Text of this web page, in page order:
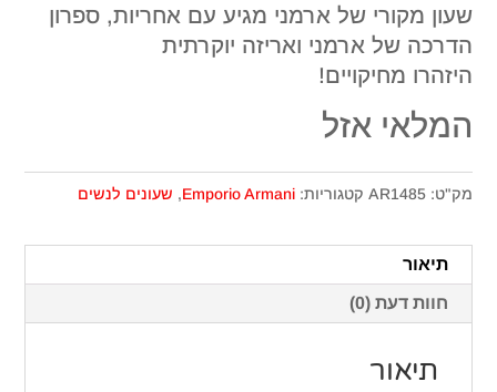
שעון מקורי של ארמני מגיע עם אחריות, ספרון
הדרכה של ארמני ואריזה יוקרתית
היזהרו מחיקויים!
המלאי אזל
מק"ט:AR1485 קטגוריות:Emporio Armani
, שעונים לנשים
תיאור
חוות דעת (0)
תיאור